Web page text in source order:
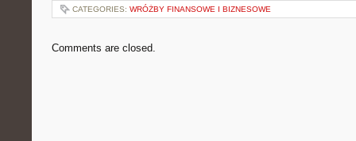
CATEGORIES: WRÓŻBY FINANSOWE I BIZNESOWE
Comments are closed.